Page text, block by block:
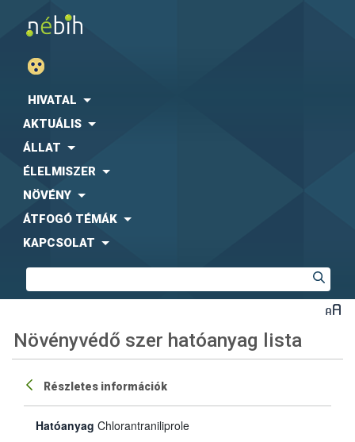
HIVATAL
AKTUÁLIS
ÁLLAT
ÉLELMISZER
NÖVÉNY
ÁTFOGÓ TÉMÁK
KAPCSOLAT
Növényvédő szer hatóanyag lista
Részletes információk
Hatóanyag Chlorantraniliprole